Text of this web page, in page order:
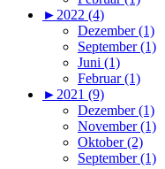
► 2022 (4)
Dezember (1)
September (1)
Juni (1)
Februar (1)
► 2021 (9)
Dezember (1)
November (1)
Oktober (2)
September (1)